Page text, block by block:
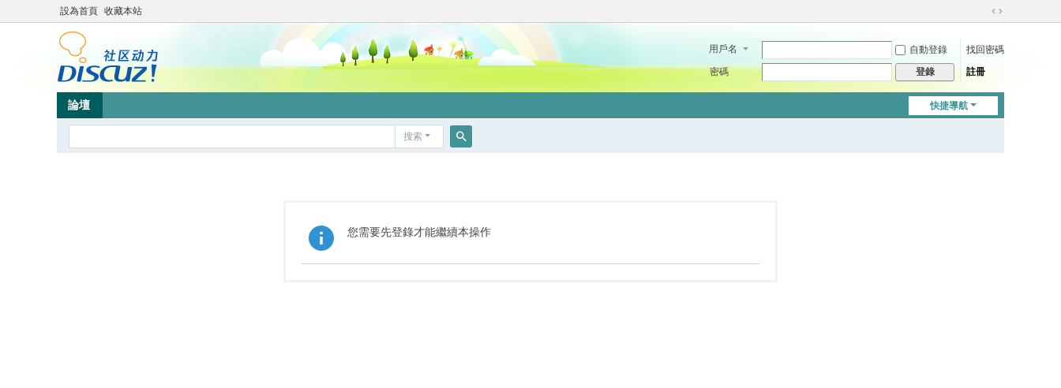
設為首頁 收藏本站
切
到
用戶名 自動登錄
找回密碼
密碼
登錄 註冊
快捷導航
論壇
搜索
您需要先登錄才能繼續本操作